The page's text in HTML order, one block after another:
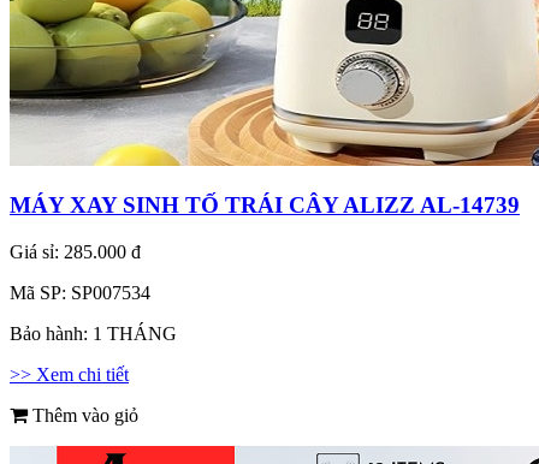
MÁY XAY SINH TỐ TRÁI CÂY ALIZZ AL-14739
Giá sỉ: 285.000 đ
Mã SP: SP007534
Bảo hành: 1 THÁNG
>> Xem chi tiết
Thêm vào giỏ